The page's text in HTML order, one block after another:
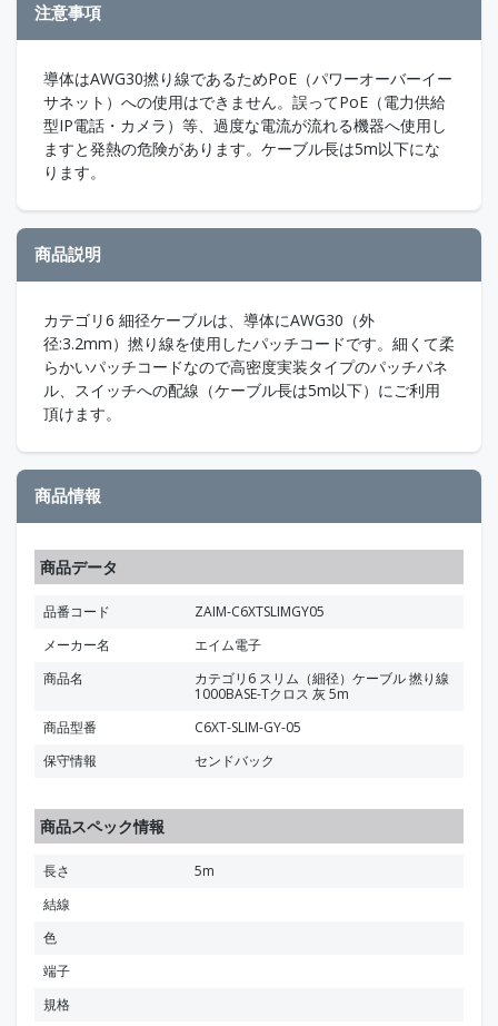
注意事項
導体はAWG30撚り線であるためPoE（パワーオーバーイー
サネット）への使用はできません。誤ってPoE（電力供給
型IP電話・カメラ）等、過度な電流が流れる機器へ使用し
ますと発熱の危険があります。ケーブル長は5m以下にな
ります。
商品説明
カテゴリ6 細径ケーブルは、導体にAWG30（外
径:3.2mm）撚り線を使用したパッチコードです。細くて柔
らかいパッチコードなので高密度実装タイプのパッチパネ
ル、スイッチへの配線（ケーブル長は5m以下）にご利用
頂けます。
商品情報
商品データ
品番コード
ZAIM-C6XTSLIMGY05
メーカー名
エイム電子
商品名
カテゴリ6 スリム（細径）ケーブル 撚り線
1000BASE-Tクロス 灰 5m
商品型番
C6XT-SLIM-GY-05
保守情報
センドバック
商品スペック情報
長さ
5m
結線
色
端子
規格